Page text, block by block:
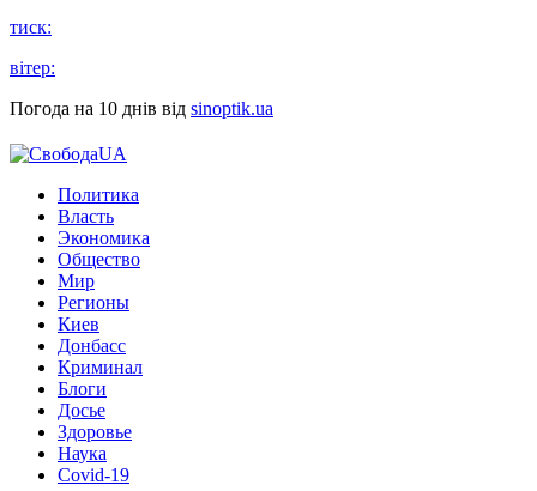
тиск:
вітер:
Погода на 10 днів від sinoptik.ua
Политика
Власть
Экономика
Общество
Мир
Регионы
Киев
Донбасс
Криминал
Блоги
Досье
Здоровье
Наука
Covid-19